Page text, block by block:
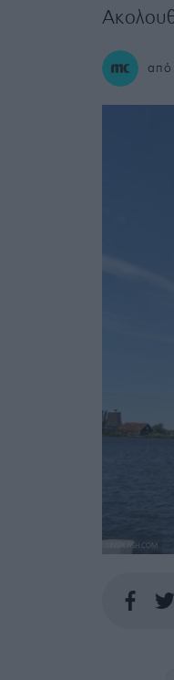
από
UNSPLASH.COM